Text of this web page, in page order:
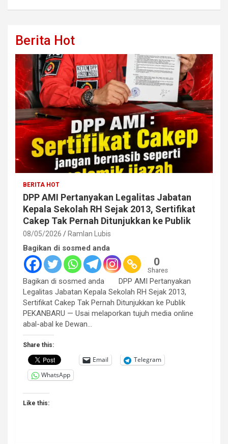
Berita Hot
BERITA HOT
DPP AMI Pertanyakan Legalitas Jabatan
Kepala Sekolah RH Sejak 2013, Sertifikat
Cakep Tak Pernah Ditunjukkan ke Publik
08/05/2026 Ramlan Lubis
Bagikan di sosmed anda
0
Shares
Bagikan di sosmed anda DPP AMI Pertanyakan
Legalitas Jabatan Kepala Sekolah RH Sejak 2013,
Sertifikat Cakep Tak Pernah Ditunjukkan ke Publik
PEKANBARU — Usai melaporkan tujuh media online
abal-abal ke Dewan…
Share this:
Email
Telegram
WhatsApp
Like this: